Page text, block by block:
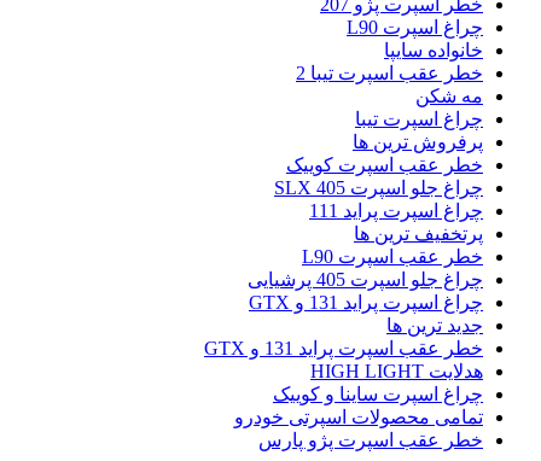
خطر اسپرت پژو 207
چراغ اسپرت L90
خانواده سایپا
خطر عقب اسپرت تیبا 2
مه شکن
چراغ اسپرت تیبا
پرفروش ترین ها
خطر عقب اسپرت کوییک
چراغ جلو اسپرت 405 SLX
چراغ اسپرت پراید 111
پرتخفیف ترین ها
خطر عقب اسپرت L90
چراغ جلو اسپرت 405 پرشیایی
چراغ اسپرت پراید 131 و GTX
جدید ترین ها
خطر عقب اسپرت پراید 131 و GTX
هدلایت HIGH LIGHT
چراغ اسپرت ساینا و کوییک
تمامی محصولات اسپرتی خودرو
خطر عقب اسپرت پژو پارس